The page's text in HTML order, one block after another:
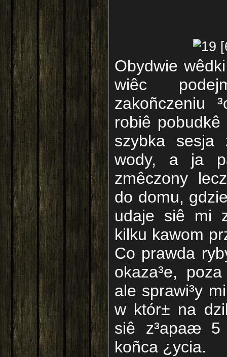
Obydwie
wiêc
zakoñczeniu
robiê
szybka sesja
wody, a ja
zmêczony
do domu,
udaje siê mi
kilku kawom
Co prawda
okaza³e,
ale sprawi³y
w któr± na
siê z³apaæ 5
koñca ¿ycia.